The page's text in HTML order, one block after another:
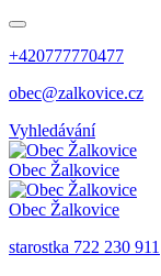
+420777770477
obec@zalkovice.cz
Vyhledávání
Obec Žalkovice
Obec Žalkovice
starostka 722 230 911